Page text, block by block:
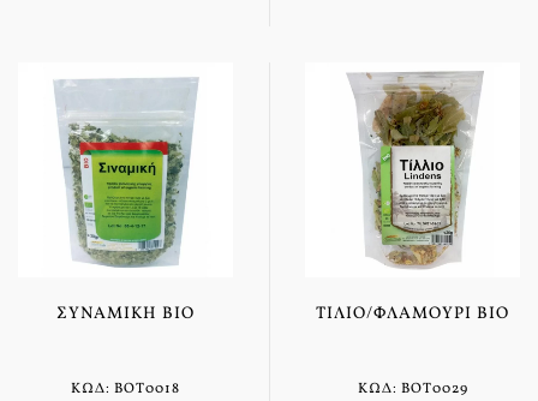
ΣΥΝΑΜΙΚΉ BIO
ΚΩΔ: BOT0018
ΤΊΛΙΟ/ΦΛΑΜΟΎΡΙ BIO
ΚΩΔ: BOT0029